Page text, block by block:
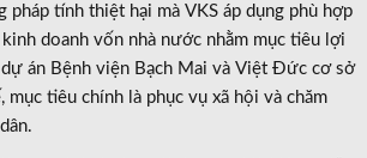
pháp tính thiệt hại mà VKS áp dụng phù hợp
doanh vốn nhà nước nhằm mục tiêu lợi
dự án Bệnh viện Bạch Mai và Việt Đức cơ sở
tiêu chính là phục vụ xã hội và chăm